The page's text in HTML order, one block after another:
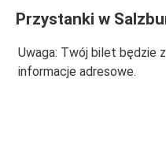
Przystanki w
Uwaga: Twój bilet będzie
informacje adresowe.